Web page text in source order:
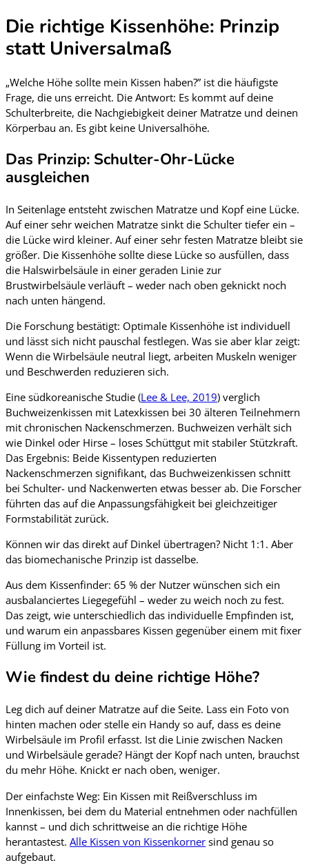
Die richtige Kissenhöhe: Prinzip
statt Universalmaß
„Welche Höhe sollte mein Kissen haben?” ist die häufigste
Frage, die uns erreicht. Die Antwort: Es kommt auf deine
Schulterbreite, die Nachgiebigkeit deiner Matratze und deinen
Körperbau an. Es gibt keine Universalhöhe.
Das Prinzip: Schulter-Ohr-Lücke
ausgleichen
In Seitenlage entsteht zwischen Matratze und Kopf eine Lücke.
Auf einer sehr weichen Matratze sinkt die Schulter tiefer ein –
die Lücke wird kleiner. Auf einer sehr festen Matratze bleibt sie
größer. Die Kissenhöhe sollte diese Lücke so ausfüllen, dass
die Halswirbelsäule in einer geraden Linie zur
Brustwirbelsäule verläuft – weder nach oben geknickt noch
nach unten hängend.
Die Forschung bestätigt: Optimale Kissenhöhe ist individuell
und lässt sich nicht pauschal festlegen. Was sie aber klar zeigt:
Wenn die Wirbelsäule neutral liegt, arbeiten Muskeln weniger
und Beschwerden reduzieren sich.
Eine südkoreanische Studie (Lee & Lee, 2019) verglich
Buchweizenkissen mit Latexkissen bei 30 älteren Teilnehmern
mit chronischen Nackenschmerzen. Buchweizen verhält sich
wie Dinkel oder Hirse – loses Schüttgut mit stabiler Stützkraft.
Das Ergebnis: Beide Kissentypen reduzierten
Nackenschmerzen signifikant, das Buchweizenkissen schnitt
bei Schulter- und Nackenwerten etwas besser ab. Die Forscher
führten das auf die Anpassungsfähigkeit bei gleichzeitiger
Formstabilität zurück.
Können wir das direkt auf Dinkel übertragen? Nicht 1:1. Aber
das biomechanische Prinzip ist dasselbe.
Aus dem Kissenfinder: 65 % der Nutzer wünschen sich ein
ausbalanciertes Liegegefühl – weder zu weich noch zu fest.
Das zeigt, wie unterschiedlich das individuelle Empfinden ist,
und warum ein anpassbares Kissen gegenüber einem mit fixer
Füllung im Vorteil ist.
Wie findest du deine richtige Höhe?
Leg dich auf deiner Matratze auf die Seite. Lass ein Foto von
hinten machen oder stelle ein Handy so auf, dass es deine
Wirbelsäule im Profil erfasst. Ist die Linie zwischen Nacken
und Wirbelsäule gerade? Hängt der Kopf nach unten, brauchst
du mehr Höhe. Knickt er nach oben, weniger.
Der einfachste Weg: Ein Kissen mit Reißverschluss im
Innenkissen, bei dem du Material entnehmen oder nachfüllen
kannst – und dich schrittweise an die richtige Höhe
herantastest. Alle Kissen von Kissenkorner sind genau so
aufgebaut.